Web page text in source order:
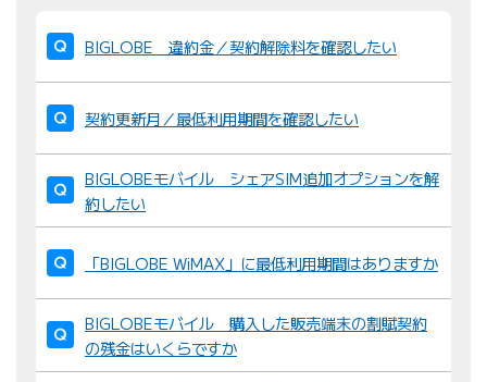
び
替
え
：
BIGLOBE 違約金／契約解除料を確認したい
契約更新月／最低利用期間を確認したい
BIGLOBEモバイル シェアSIM追加オプションを解
約したい
「BIGLOBE WiMAX」に最低利用期間はありますか
BIGLOBEモバイル 購入した販売端末の割賦契約
の残金はいくらですか